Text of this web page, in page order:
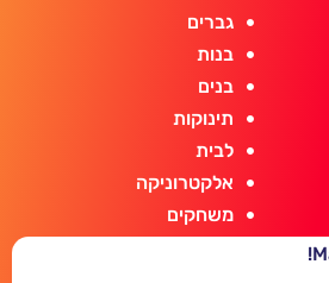
גברים
בנות
בנים
תינוקות
לבית
אלקטרוניקה
משחקים